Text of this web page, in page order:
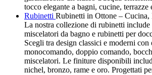
tocco elegante a bagni, cucine, terrazze
Rubinetti Rubinetti in Ottone –
La nostra collezione di rubinetti include
miscelatori da bagno e rubinetti per
Scegli tra design classici e moderni
monocomando, doppio comando,
miscelatori. Le finiture disponibili
nichel, bronzo, rame e oro. Progettati